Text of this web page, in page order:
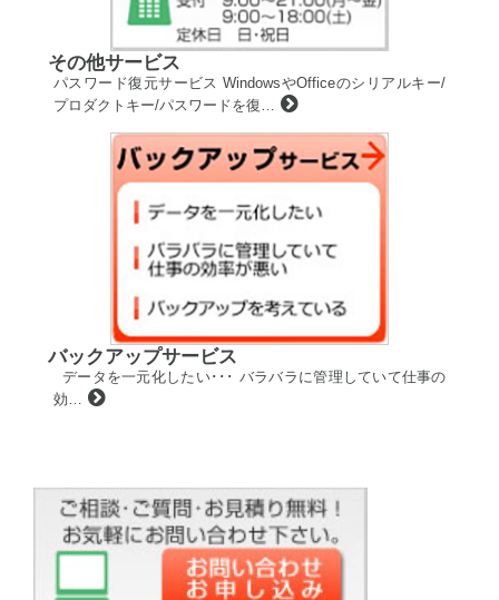
その他サービス
パスワード復元サービス WindowsやOfficeのシリアルキー/
プロダクトキー/パスワードを復…
バックアップサービス
データを一元化したい･･･ バラバラに管理していて仕事の
効…